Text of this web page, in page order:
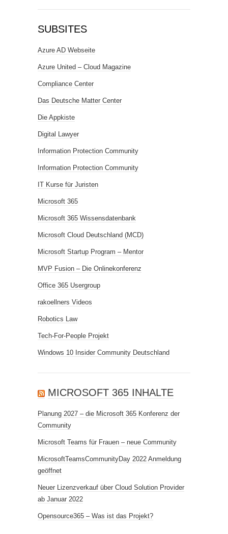
SUBSITES
Azure AD Webseite
Azure United – Cloud Magazine
Compliance Center
Das Deutsche Matter Center
Die Appkiste
Digital Lawyer
Information Protection Community
Information Protection Community
IT Kurse für Juristen
Microsoft 365
Microsoft 365 Wissensdatenbank
Microsoft Cloud Deutschland (MCD)
Microsoft Startup Program – Mentor
MVP Fusion – Die Onlinekonferenz
Office 365 Usergroup
rakoellners Videos
Robotics Law
Tech-For-People Projekt
Windows 10 Insider Community Deutschland
MICROSOFT 365 INHALTE
Planung 2027 – die Microsoft 365 Konferenz der
Community
Microsoft Teams für Frauen – neue Community
MicrosoftTeamsCommunityDay 2022 Anmeldung
geöffnet
Neuer Lizenzverkauf über Cloud Solution Provider
ab Januar 2022
Opensource365 – Was ist das Projekt?